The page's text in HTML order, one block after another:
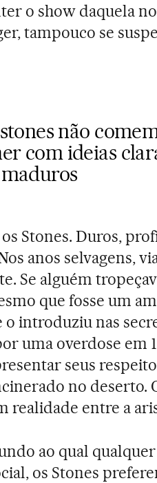
o show daquela
tampouco se
não
com ideias
Stones. Duros,
anos selvagens,
Se alguém
que fosse um
o introduziu nas
uma overdose em
seus
no deserto.
realidade entre a
ao qual
os Stones